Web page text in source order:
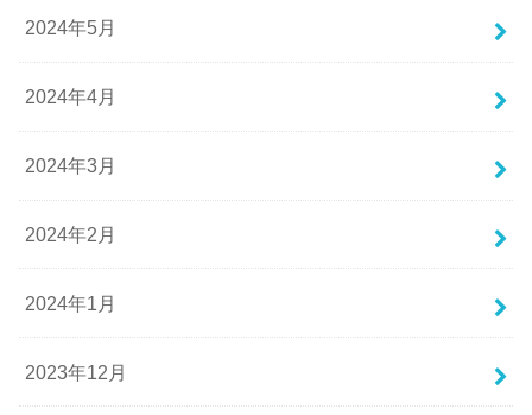
2024年5月
2024年4月
2024年3月
2024年2月
2024年1月
2023年12月